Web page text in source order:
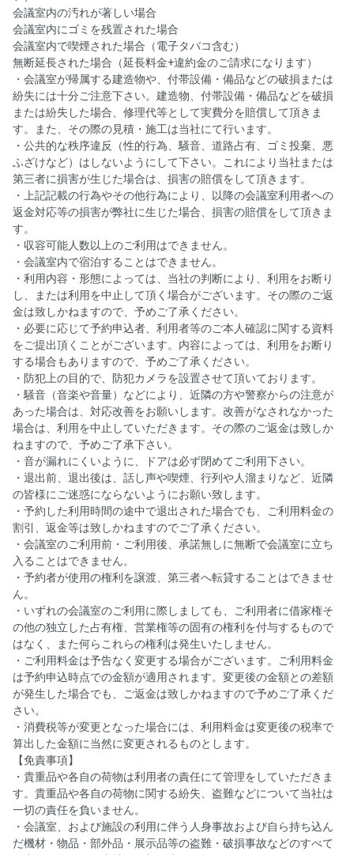
会議室内の汚れが著しい場合
会議室内にゴミを残置された場合
会議室内で喫煙された場合（電子タバコ含む）
無断延長された場合（延長料金+違約金のご請求になります）
・会議室が帰属する建造物や、付帯設備・備品などの破損または
紛失には十分ご注意下さい。建造物、付帯設備・備品などを破損
または紛失した場合、修理代等として実費分を賠償して頂きま
す。また、その際の見積・施工は当社にて行います。
・公共的な秩序違反（性的行為、騒音、道路占有、ゴミ投棄、悪
ふざけなど）はしないようにして下さい。これにより当社または
第三者に損害が生じた場合は、損害の賠償をして頂きます。
・上記記載の行為やその他行為により、以降の会議室利用者への
返金対応等の損害が弊社に生じた場合、損害の賠償をして頂きま
す。
・収容可能人数以上のご利用はできません。
・会議室内で宿泊することはできません。
・利用内容・形態によっては、当社の判断により、利用をお断り
し、または利用を中止して頂く場合がございます。その際のご返
金は致しかねますので、予めご了承ください。
・必要に応じて予約申込者、利用者等のご本人確認に関する資料
をご提出頂くことがございます。内容によっては、利用をお断り
する場合もありますので、予めご了承ください。
・防犯上の目的で、防犯カメラを設置させて頂いております。
・騒音（音楽や音量）などにより、近隣の方や警察からの注意が
あった場合は、対応改善をお願いします。改善がなされなかった
場合は、利用を中止していただきます。その際のご返金は致しか
ねますので、予めご了承下さい。
・音が漏れにくいように、ドアは必ず閉めてご利用下さい。
・退出前、退出後は、話し声や喫煙、行列や人溜まりなど、近隣
の皆様にご迷惑にならないようにお願い致します。
・予約した利用時間の途中で退出された場合でも、ご利用料金の
割引、返金等は致しかねますのでご了承ください。
・会議室のご利用前・ご利用後、承諾無しに無断で会議室に立ち
入ることはできません。
・予約者が使用の権利を譲渡、第三者へ転貸することはできませ
ん。
・いずれの会議室のご利用に際しましても、ご利用者に借家権そ
の他の独立した占有権、営業権等の固有の権利を付与するもので
はなく、また何らこれらの権利は発生いたしません。
・ご利用料金は予告なく変更する場合がございます。ご利用料金
は予約申込時点での金額が適用されます。変更後の金額との差額
が発生した場合でも、ご返金は致しかねますので予めご了承くだ
さい。
・消費税等が変更となった場合には、利用料金は変更後の税率で
算出した金額に当然に変更されるものとします。
【免責事項】
・貴重品や各自の荷物は利用者の責任にて管理をしていただきま
す。貴重品や各自の荷物に関する紛失、盗難などについて当社は
一切の責任を負いません。
・会議室、および施設の利用に伴う人身事故および自ら持ち込ん
だ機材・物品・部外品・展示品等の盗難・破損事故などのすべて